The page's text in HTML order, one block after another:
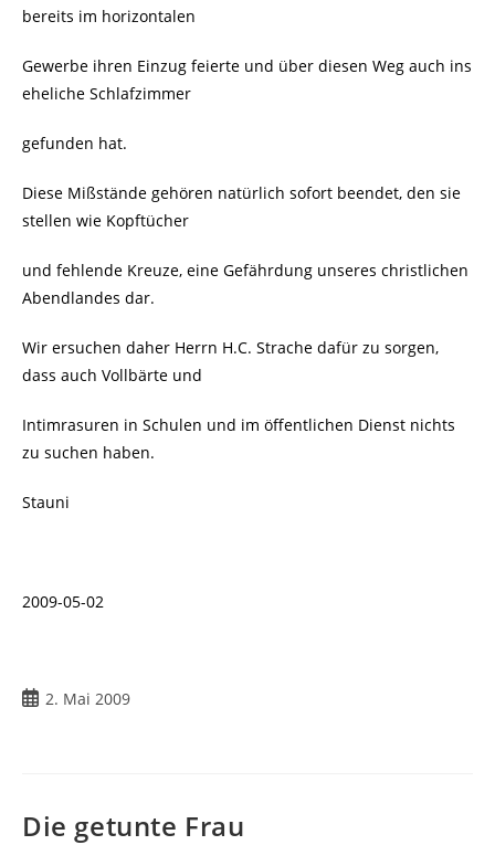
bereits im horizontalen
Gewerbe ihren Einzug feierte und über diesen Weg auch ins
eheliche Schlafzimmer
gefunden hat.
Diese Mißstände gehören natürlich sofort beendet, den sie
stellen wie Kopftücher
und fehlende Kreuze, eine Gefährdung unseres christlichen
Abendlandes dar.
Wir ersuchen daher Herrn H.C. Strache dafür zu sorgen,
dass auch Vollbärte und
Intimrasuren in Schulen und im öffentlichen Dienst nichts
zu suchen haben.
Stauni
2009-05-02
Beitrag
2. Mai 2009
Die getunte Frau